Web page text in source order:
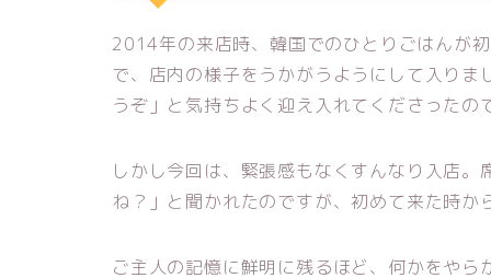
2014年の来店時、韓国でのひとりごはんが
で、店内の様子をうかがうようにして入り
うぞ」と気持ちよく迎え入れてくださったの
しかし今回は、緊張感もなくすんなり入店
ね？」と聞かれたのですが、初めて来た時
ご主人の記憶に鮮明に残るほど、何かをや